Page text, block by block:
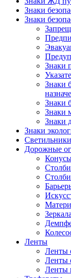
Знаки
Знаки
Знаки
Знаки
Знаки
Знаки
Знаки
Знаки
Дорожные
Ленты
Ленты
Ленты
Ленты